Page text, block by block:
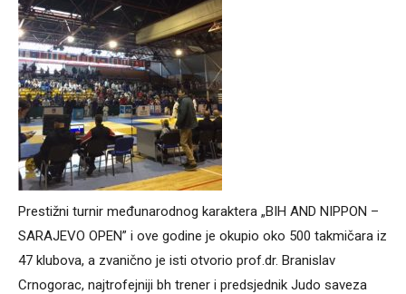
Prestižni turnir međunarodnog karaktera „BIH AND NIPPON –
SARAJEVO OPEN” i ove godine je okupio oko 500 takmičara iz
47 klubova, a zvanično je isti otvorio prof.dr. Branislav
Crnogorac, najtrofejniji bh trener i predsjednik Judo saveza